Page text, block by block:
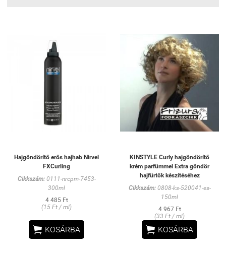
Hajgöndörítő erős hajhab Nirvel
FXCurling
Cikkszám:0111-nrcpm-7453-
300ml
4 485 Ft
(15 Ft / ml)
 KOSÁRBA
KINSTYLE Curly hajgöndörítő
krém parfümmel Extra göndör
hajfürtök készítéséhez
Cikkszám:0808-ks-520041-es-
150ml
4 967 Ft
(33 Ft / ml)
 KOSÁRBA